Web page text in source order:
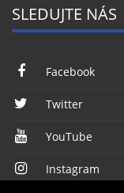
SLEDUJTE NÁS
Facebook
Twitter
YouTube
Instagram